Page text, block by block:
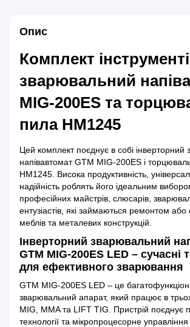
Опис
Комплект
зварювальний
MIG-200ES та
пила HM1245
Цей комплект поєднує в собі інверторний
напівавтомат GTM MIG-200ES і
HM1245. Висока продуктивність,
надійність роблять його ідеальним
професійних майстрів, слюсарів,
ентузіастів, які займаються ремонтом
меблів та металевих конструкцій.
Інверторний зварювальний
GTM MIG-200ES LED – сучасні
для ефективного зварювання
GTM MIG-200ES LED – це
зварювальний апарат, який працює в
MIG, MMA та LIFT TIG. Пристрій поєднує
технології та мікропроцесорне